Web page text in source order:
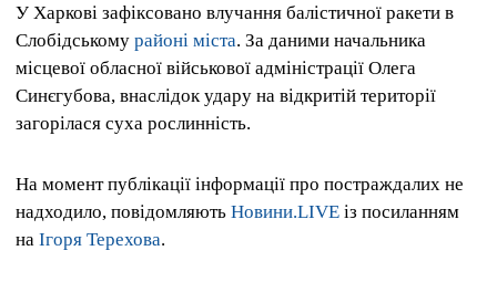
У Харкові зафіксовано влучання балістичної ракети в
Слобідському районі міста. За даними начальника
місцевої обласної військової адміністрації Олега
Синєгубова, внаслідок удару на відкритій території
загорілася суха рослинність.
На момент публікації інформації про постраждалих не
надходило, повідомляють Новини.LIVE із посиланням
на Ігоря Терехова.